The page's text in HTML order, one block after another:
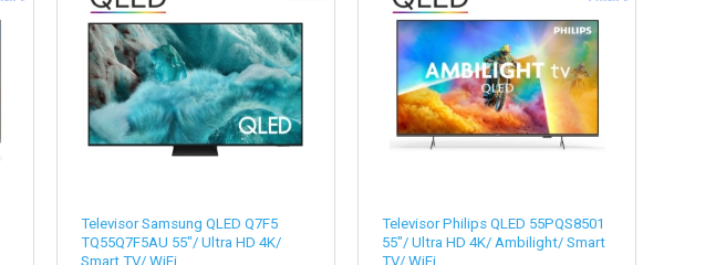
Televisor Samsung QLED Q7F5
TQ55Q7F5AU 55"/ Ultra HD 4K/
Smart TV/ WiFi
Televisor Philips QLED 55PQS8501
55"/ Ultra HD 4K/ Ambilight/ Smart
TV/ WiFi